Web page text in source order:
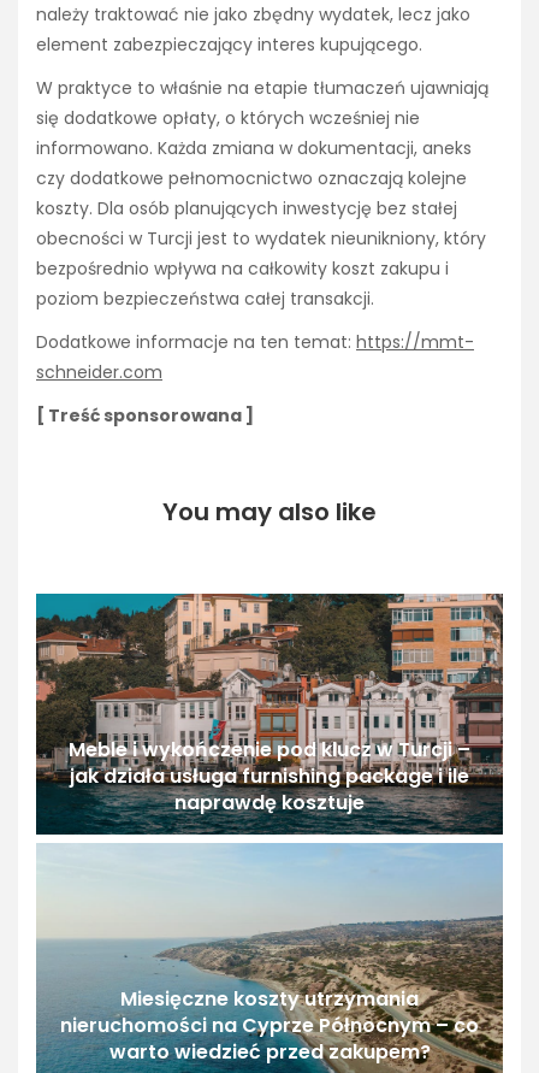
należy traktować nie jako zbędny wydatek, lecz jako
element zabezpieczający interes kupującego.
W praktyce to właśnie na etapie tłumaczeń ujawniają
się dodatkowe opłaty, o których wcześniej nie
informowano. Każda zmiana w dokumentacji, aneks
czy dodatkowe pełnomocnictwo oznaczają kolejne
koszty. Dla osób planujących inwestycję bez stałej
obecności w Turcji jest to wydatek nieunikniony, który
bezpośrednio wpływa na całkowity koszt zakupu i
poziom bezpieczeństwa całej transakcji.
Dodatkowe informacje na ten temat: https://mmt-
schneider.com
[ Treść sponsorowana ]
You may also like
Meble i wykończenie pod klucz w Turcji –
jak działa usługa furnishing package i ile
naprawdę kosztuje
Miesięczne koszty utrzymania
nieruchomości na Cyprze Północnym – co
warto wiedzieć przed zakupem?